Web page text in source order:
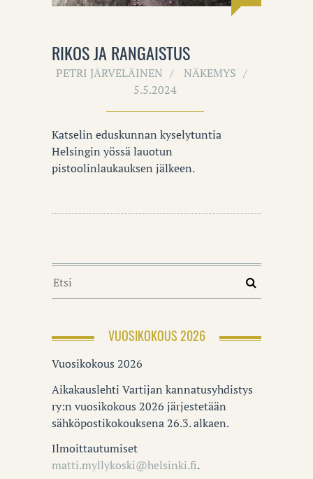
RIKOS JA RANGAISTUS
PETRI JÄRVELÄINEN
NÄKEMYS
5.5.2024
Katselin eduskunnan kyselytuntia
Helsingin yössä lauotun
pistoolinlaukauksen jälkeen.
VUOSIKOKOUS 2026
Vuosikokous 2026
Aikakauslehti Vartijan kannatusyhdistys
ry:n vuosikokous 2026 järjestetään
sähköpostikokouksena 26.3. alkaen.
Ilmoittautumiset
matti.myllykoski@helsinki.fi.